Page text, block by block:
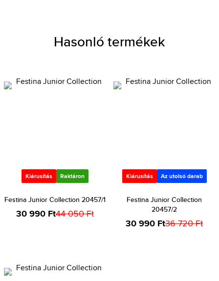
Hasonló termékek
Kiárusítás Raktáron
Festina Junior Collection 20457/1
30 990 Ft44 050 Ft
Kiárusítás Az utolsó darab
Festina Junior Collection
20457/2
30 990 Ft36 720 Ft